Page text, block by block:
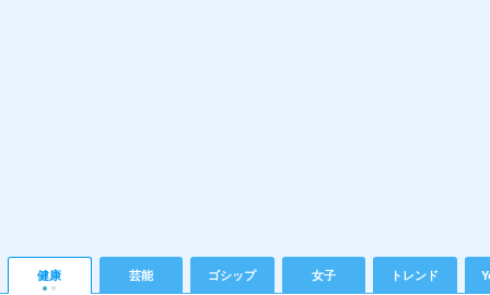
健康 芸能 ゴシップ 女子 トレンド